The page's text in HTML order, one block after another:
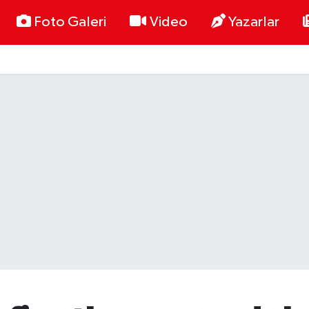
Foto Galeri Video Yazarlar